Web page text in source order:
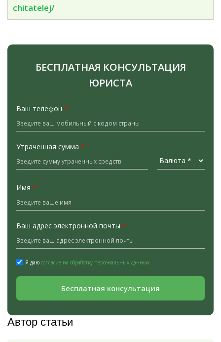
chitatelej/
БЕСПЛАТНАЯ КОНСУЛЬТАЦИЯ
ЮРИСТА
Ваш телефон *
Утраченная сумма *
Имя *
Ваш адрес электронной почты *
Я даю согласие на обработку персональных данных.
Бесплатная консультация
Автор статьи